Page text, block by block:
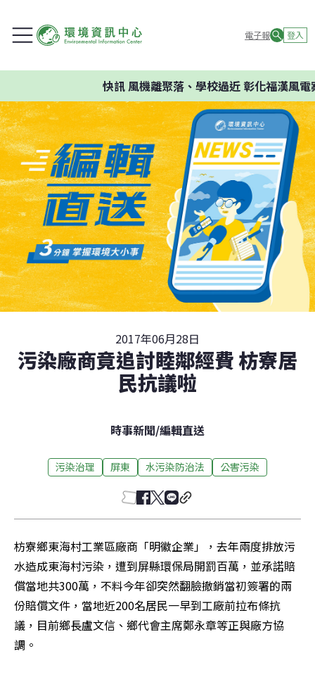
電子報 登入
快訊風機離聚落、學校過近 彰化福漢風電
2017年06月28日
污染廠商竟追討睦鄰經費 枋寮居
民抗議啦
時事新聞/編輯直送
污染治理 屏東 水污染防治法 公害污染
枋寮鄉東海村工業區廠商「明徽企業」，去年兩度排放污
水造成東海村污染，遭到屏縣環保局開罰百萬，並承諾賠
償當地共300萬，不料今年卻突然翻臉撤銷當初簽署的兩
份賠償文件，當地近200名居民一早到工廠前拉布條抗
議，目前鄉長盧文信、鄉代會主席鄭永章等正與廠方協
調。